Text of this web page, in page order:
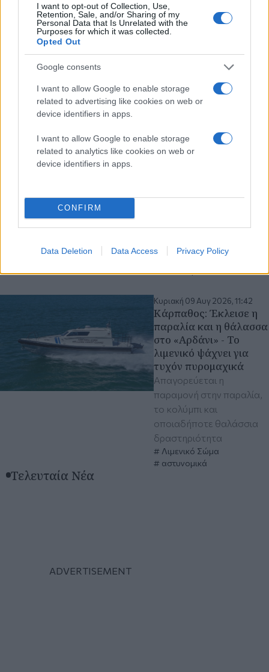
I want to opt-out of Collection, Use,
Retention, Sale, and/or Sharing of my
Personal Data that Is Unrelated with the
Purposes for which it was collected.
Opted Out
Google consents
I want to allow Google to enable storage
related to advertising like cookies on web or
device identifiers in apps.
I want to allow Google to enable storage
related to analytics like cookies on web or
device identifiers in apps.
CONFIRM
Data Deletion Data Access Privacy Policy
Συνελήφθη ο 20χρονος
οδηγός του Ι.Χ. και
ελεύθερος με προφορική
εντολή εισαγγελέα
τροχαία ατυχήματα
Αθήνα
πριν 1 ώρα
«Ερυθρός Σταυρός»:
νοσοκόμα και την
Το θύμα έπεσε πάνω σε
της δράστιδος
Κυριακή 09 Αυγ 2026, 11:42
Κάρπαθος: Έκλεισε η
παραλία και η θάλασσα
στο «Αρδάνι» - Το
λιμενικό ψάχνει για
τυχόν πυρομαχικά
Απαγορεύεται η
παραμονή στην παραλία,
το κολύμπι και
οποιαδήποτε θαλάσσια
δραστηριότητα
Λιμενικό Σώμα
αστυνομικά
Τελευταία Νέα